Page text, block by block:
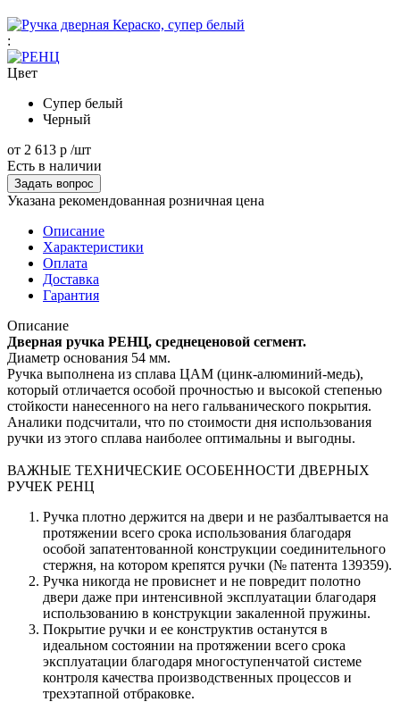
:
Цвет
Супер белый
Черный
от 2 613 р /шт
Есть в наличии
Задать вопрос
Указана рекомендованная розничная цена
Описание
Характеристики
Оплата
Доставка
Гарантия
Описание
Дверная ручка РЕНЦ, среднеценовой сегмент.
Диаметр основания 54 мм.
Ручка выполнена из сплава ЦАМ (цинк-алюминий-медь),
который отличается особой прочностью и высокой степенью
стойкости нанесенного на него гальванического покрытия.
Аналики подсчитали, что по стоимости дня использования
ручки из этого сплава наиболее оптимальны и выгодны.
ВАЖНЫЕ ТЕХНИЧЕСКИЕ ОСОБЕННОСТИ ДВЕРНЫХ
РУЧЕК РЕНЦ
Ручка плотно держится на двери и не разбалтывается на
протяжении всего срока использования благодаря
особой запатентованной конструкции соединительного
стержня, на котором крепятся ручки (№ патента 139359).
Ручка никогда не провиснет и не повредит полотно
двери даже при интенсивной эксплуатации благодаря
использованию в конструкции закаленной пружины.
Покрытие ручки и ее конструктив останутся в
идеальном состоянии на протяжении всего срока
эксплуатации благодаря многоступенчатой системе
контроля качества производственных процессов и
трехэтапной отбраковке.